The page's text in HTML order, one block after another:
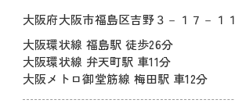
大阪府大阪市福島区吉野３－１７－１１
大阪環状線 福島駅 徒歩26分
大阪環状線 弁天町駅 車11分
大阪メトロ御堂筋線 梅田駅 車12分